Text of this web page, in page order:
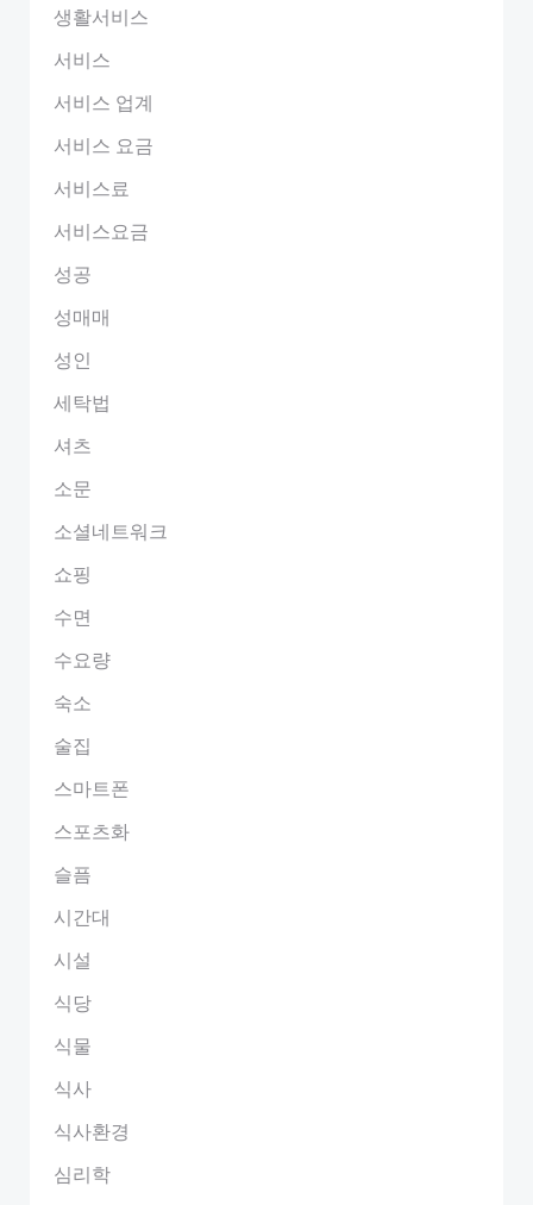
생활서비스
서비스
서비스 업계
서비스 요금
서비스료
서비스요금
성공
성매매
성인
세탁법
셔츠
소문
소셜네트워크
쇼핑
수면
수요량
숙소
술집
스마트폰
스포츠화
슬픔
시간대
시설
식당
식물
식사
식사환경
심리학